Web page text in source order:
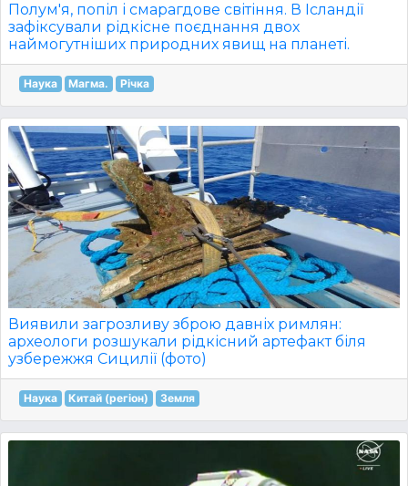
Полум'я, попіл і смарагдове світіння. В Ісландії
зафіксували рідкісне поєднання двох
наймогутніших природних явищ на планеті.
Наука Магма. Річка
Виявили загрозливу зброю давніх римлян:
археологи розшукали рідкісний артефакт біля
узбережжя Сицилії (фото)
Наука Китай (регіон) Земля